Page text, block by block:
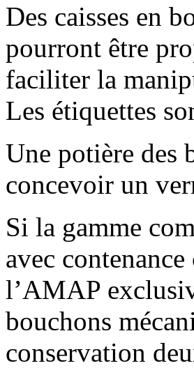
Des caisses en
pourront être
faciliter la
Les étiquettes
Une potière des
concevoir un
Si la gamme
avec
l’AMAP
bouchons
conservation